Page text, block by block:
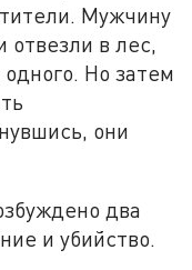
Мужчину
в лес,
Но затем
они
два
и убийство.